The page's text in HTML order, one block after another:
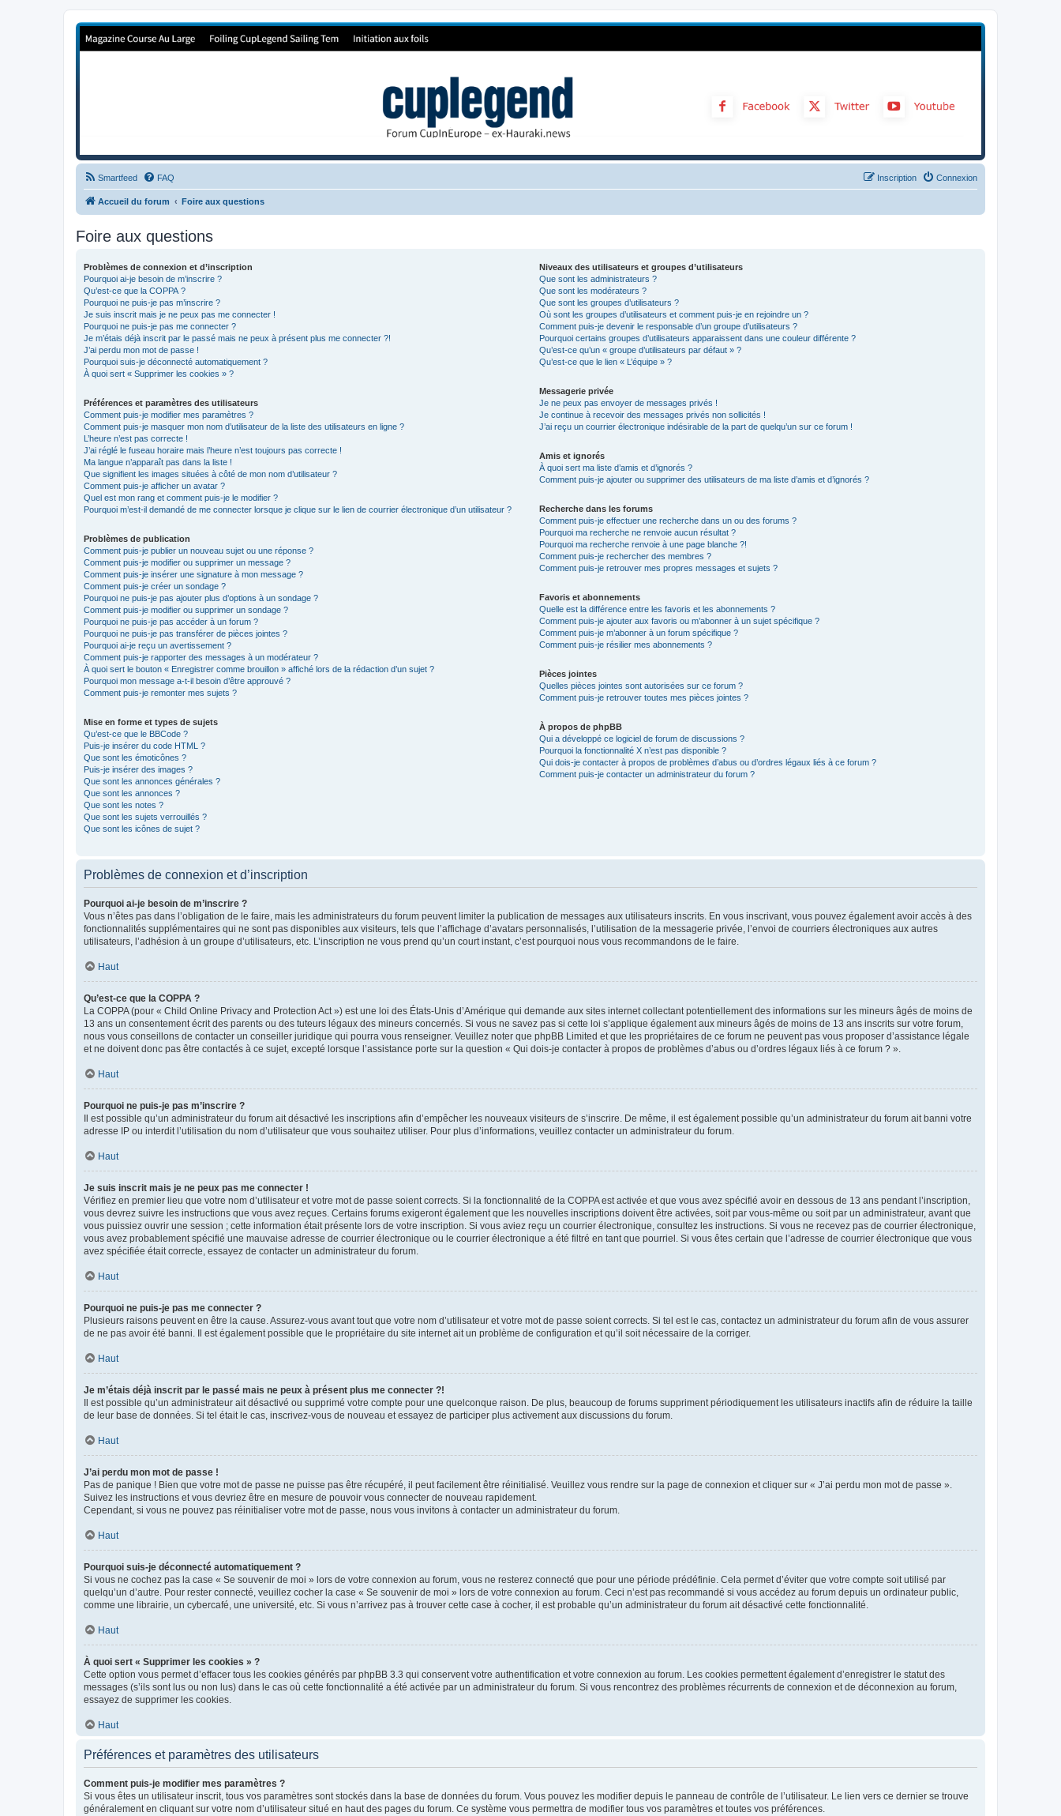
Forum de Cup In Europe
Smartfeed FAQ Connexion
Inscription
Accueil du forum Foire aux questions
Foire aux questions
Problèmes de connexion et d’inscription
Pourquoi ai-je besoin de m’inscrire ?
Qu’est-ce que la COPPA ?
Pourquoi ne puis-je pas m’inscrire ?
Je suis inscrit mais je ne peux pas me connecter !
Pourquoi ne puis-je pas me connecter ?
Je m’étais déjà inscrit par le passé mais ne peux à présent plus me connecter ?!
J’ai perdu mon mot de passe !
Pourquoi suis-je déconnecté automatiquement ?
À quoi sert « Supprimer les cookies » ?
Préférences et paramètres des utilisateurs
Comment puis-je modifier mes paramètres ?
Comment puis-je masquer mon nom d’utilisateur de la liste des utilisateurs en ligne ?
L’heure n’est pas correcte !
J’ai réglé le fuseau horaire mais l’heure n’est toujours pas correcte !
Ma langue n’apparaît pas dans la liste !
Que signifient les images situées à côté de mon nom d’utilisateur ?
Comment puis-je afficher un avatar ?
Quel est mon rang et comment puis-je le modifier ?
Pourquoi m’est-il demandé de me connecter lorsque je clique sur le lien de courrier électronique d’un utilisateur ?
Problèmes de publication
Comment puis-je publier un nouveau sujet ou une réponse ?
Comment puis-je modifier ou supprimer un message ?
Comment puis-je insérer une signature à mon message ?
Comment puis-je créer un sondage ?
Pourquoi ne puis-je pas ajouter plus d’options à un sondage ?
Comment puis-je modifier ou supprimer un sondage ?
Pourquoi ne puis-je pas accéder à un forum ?
Pourquoi ne puis-je pas transférer de pièces jointes ?
Pourquoi ai-je reçu un avertissement ?
Comment puis-je rapporter des messages à un modérateur ?
À quoi sert le bouton « Enregistrer comme brouillon » affiché lors de la rédaction d’un sujet ?
Pourquoi mon message a-t-il besoin d’être approuvé ?
Comment puis-je remonter mes sujets ?
Mise en forme et types de sujets
Qu’est-ce que le BBCode ?
Puis-je insérer du code HTML ?
Que sont les émoticônes ?
Puis-je insérer des images ?
Que sont les annonces générales ?
Que sont les annonces ?
Que sont les notes ?
Que sont les sujets verrouillés ?
Que sont les icônes de sujet ?
Niveaux des utilisateurs et groupes d’utilisateurs
Que sont les administrateurs ?
Que sont les modérateurs ?
Que sont les groupes d’utilisateurs ?
Où sont les groupes d’utilisateurs et comment puis-je en rejoindre un ?
Comment puis-je devenir le responsable d’un groupe d’utilisateurs ?
Pourquoi certains groupes d’utilisateurs apparaissent dans une couleur différente ?
Qu’est-ce qu’un « groupe d’utilisateurs par défaut » ?
Qu’est-ce que le lien « L’équipe » ?
Messagerie privée
Je ne peux pas envoyer de messages privés !
Je continue à recevoir des messages privés non sollicités !
J’ai reçu un courrier électronique indésirable de la part de quelqu’un sur ce forum !
Amis et ignorés
À quoi sert ma liste d’amis et d’ignorés ?
Comment puis-je ajouter ou supprimer des utilisateurs de ma liste d’amis et d’ignorés ?
Recherche dans les forums
Comment puis-je effectuer une recherche dans un ou des forums ?
Pourquoi ma recherche ne renvoie aucun résultat ?
Pourquoi ma recherche renvoie à une page blanche ?!
Comment puis-je rechercher des membres ?
Comment puis-je retrouver mes propres messages et sujets ?
Favoris et abonnements
Quelle est la différence entre les favoris et les abonnements ?
Comment puis-je ajouter aux favoris ou m’abonner à un sujet spécifique ?
Comment puis-je m’abonner à un forum spécifique ?
Comment puis-je résilier mes abonnements ?
Pièces jointes
Quelles pièces jointes sont autorisées sur ce forum ?
Comment puis-je retrouver toutes mes pièces jointes ?
À propos de phpBB
Qui a développé ce logiciel de forum de discussions ?
Pourquoi la fonctionnalité X n’est pas disponible ?
Qui dois-je contacter à propos de problèmes d’abus ou d’ordres légaux liés à ce forum ?
Comment puis-je contacter un administrateur du forum ?
Problèmes de connexion et d’inscription
Pourquoi ai-je besoin de m’inscrire ?
Vous n’êtes pas dans l’obligation de le faire, mais les administrateurs du forum peuvent limiter la publication de messages aux utilisateurs inscrits. En vous inscrivant, vous pouvez également avoir accès à des
fonctionnalités supplémentaires qui ne sont pas disponibles aux visiteurs, tels que l’affichage d’avatars personnalisés, l’utilisation de la messagerie privée, l’envoi de courriers électroniques aux autres
utilisateurs, l’adhésion à un groupe d’utilisateurs, etc. L’inscription ne vous prend qu’un court instant, c’est pourquoi nous vous recommandons de le faire.
Haut
Qu’est-ce que la COPPA ?
La COPPA (pour « Child Online Privacy and Protection Act ») est une loi des États-Unis d’Amérique qui demande aux sites internet collectant potentiellement des informations sur les mineurs âgés de moins de
13 ans un consentement écrit des parents ou des tuteurs légaux des mineurs concernés. Si vous ne savez pas si cette loi s’applique également aux mineurs âgés de moins de 13 ans inscrits sur votre forum,
nous vous conseillons de contacter un conseiller juridique qui pourra vous renseigner. Veuillez noter que phpBB Limited et que les propriétaires de ce forum ne peuvent pas vous proposer d’assistance légale
et ne doivent donc pas être contactés à ce sujet, excepté lorsque l’assistance porte sur la question « Qui dois-je contacter à propos de problèmes d’abus ou d’ordres légaux liés à ce forum ? ».
Haut
Pourquoi ne puis-je pas m’inscrire ?
Il est possible qu’un administrateur du forum ait désactivé les inscriptions afin d’empêcher les nouveaux visiteurs de s’inscrire. De même, il est également possible qu’un administrateur du forum ait banni votre
adresse IP ou interdit l’utilisation du nom d’utilisateur que vous souhaitez utiliser. Pour plus d’informations, veuillez contacter un administrateur du forum.
Haut
Je suis inscrit mais je ne peux pas me connecter !
Vérifiez en premier lieu que votre nom d’utilisateur et votre mot de passe soient corrects. Si la fonctionnalité de la COPPA est activée et que vous avez spécifié avoir en dessous de 13 ans pendant l’inscription,
vous devrez suivre les instructions que vous avez reçues. Certains forums exigeront également que les nouvelles inscriptions doivent être activées, soit par vous-même ou soit par un administrateur, avant que
vous puissiez ouvrir une session ; cette information était présente lors de votre inscription. Si vous aviez reçu un courrier électronique, consultez les instructions. Si vous ne recevez pas de courrier électronique,
vous avez probablement spécifié une mauvaise adresse de courrier électronique ou le courrier électronique a été filtré en tant que pourriel. Si vous êtes certain que l’adresse de courrier électronique que vous
avez spécifiée était correcte, essayez de contacter un administrateur du forum.
Haut
Pourquoi ne puis-je pas me connecter ?
Plusieurs raisons peuvent en être la cause. Assurez-vous avant tout que votre nom d’utilisateur et votre mot de passe soient corrects. Si tel est le cas, contactez un administrateur du forum afin de vous assurer
de ne pas avoir été banni. Il est également possible que le propriétaire du site internet ait un problème de configuration et qu’il soit nécessaire de la corriger.
Haut
Je m’étais déjà inscrit par le passé mais ne peux à présent plus me connecter ?!
Il est possible qu’un administrateur ait désactivé ou supprimé votre compte pour une quelconque raison. De plus, beaucoup de forums suppriment périodiquement les utilisateurs inactifs afin de réduire la taille
de leur base de données. Si tel était le cas, inscrivez-vous de nouveau et essayez de participer plus activement aux discussions du forum.
Haut
J’ai perdu mon mot de passe !
Pas de panique ! Bien que votre mot de passe ne puisse pas être récupéré, il peut facilement être réinitialisé. Veuillez vous rendre sur la page de connexion et cliquer sur « J’ai perdu mon mot de passe ».
Suivez les instructions et vous devriez être en mesure de pouvoir vous connecter de nouveau rapidement.
Cependant, si vous ne pouvez pas réinitialiser votre mot de passe, nous vous invitons à contacter un administrateur du forum.
Haut
Pourquoi suis-je déconnecté automatiquement ?
Si vous ne cochez pas la case « Se souvenir de moi » lors de votre connexion au forum, vous ne resterez connecté que pour une période prédéfinie. Cela permet d’éviter que votre compte soit utilisé par
quelqu’un d’autre. Pour rester connecté, veuillez cocher la case « Se souvenir de moi » lors de votre connexion au forum. Ceci n’est pas recommandé si vous accédez au forum depuis un ordinateur public,
comme une librairie, un cybercafé, une université, etc. Si vous n’arrivez pas à trouver cette case à cocher, il est probable qu’un administrateur du forum ait désactivé cette fonctionnalité.
Haut
À quoi sert « Supprimer les cookies » ?
Cette option vous permet d’effacer tous les cookies générés par phpBB 3.3 qui conservent votre authentification et votre connexion au forum. Les cookies permettent également d’enregistrer le statut des
messages (s’ils sont lus ou non lus) dans le cas où cette fonctionnalité a été activée par un administrateur du forum. Si vous rencontrez des problèmes récurrents de connexion et de déconnexion au forum,
essayez de supprimer les cookies.
Haut
Préférences et paramètres des utilisateurs
Comment puis-je modifier mes paramètres ?
Si vous êtes un utilisateur inscrit, tous vos paramètres sont stockés dans la base de données du forum. Vous pouvez les modifier depuis le panneau de contrôle de l’utilisateur. Le lien vers ce dernier se trouve
généralement en cliquant sur votre nom d’utilisateur situé en haut des pages du forum. Ce système vous permettra de modifier tous vos paramètres et toutes vos préférences.